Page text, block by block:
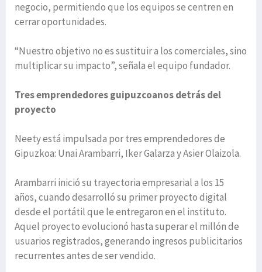
negocio, permitiendo que los equipos se centren en
cerrar oportunidades.
“Nuestro objetivo no es sustituir a los comerciales, sino
multiplicar su impacto”, señala el equipo fundador.
Tres emprendedores guipuzcoanos detrás del
proyecto
Neety está impulsada por tres emprendedores de
Gipuzkoa: Unai Arambarri, Iker Galarza y Asier Olaizola.
Arambarri inició su trayectoria empresarial a los 15
años, cuando desarrolló su primer proyecto digital
desde el portátil que le entregaron en el instituto.
Aquel proyecto evolucionó hasta superar el millón de
usuarios registrados, generando ingresos publicitarios
recurrentes antes de ser vendido.